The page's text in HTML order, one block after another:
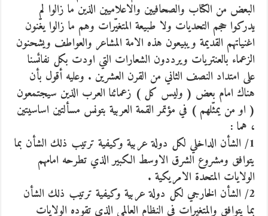
البعض من الكتاب والصحافيين والاعلاميين الذين ما زالوا لم
يدركوا حجم التحديات ولا طبيعة المتغيّرات وهم ما زالوا يغّنون
اغنياتهم القديمة ويبيعون هذه الامة المشاعر والعواطف ويشحنون
الزعماء بالعنتريات ويرددون الشعارات التي اودت بكل نفائسنا
على امتداد النصف الثاني من القرن العشرين . وعليه أقول بأن
هناك امام بعض ( وليس كل ) زعمائنا العرب الذين سيجتمعون
( او من يمثّلهم ) في مؤتمر القمة العربية بتونس مسألتين اساسيتين
، هما :
1/ الشأن الداخلي لكل دولة عربية وكيفية ترتيب ذلك الشأن بما
يتوافق ومشروع الشرق الاوسط الكبير الذي تطرحه امامهم
الولايات المتحدة الامريكية .
2/ الشأن الخارجي لكل دولة عربية وكيفية ترتيب ذلك الشأن
بما يتوافق والمتغيرات في النظام العالمي الذي تقوده الولايات